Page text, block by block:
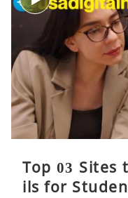
Top 03 Sites
ils for